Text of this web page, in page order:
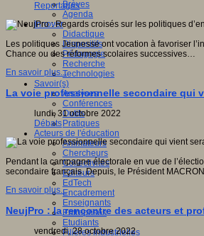
Brèves
Agenda
Innover
Didactique
Dispositifs
Pédagogie
Recherche
Technologies
Savoir(s)
Analyses
Conférences
Outils
Pratiques
Acteurs de l'éducation
Animateurs
Chercheurs
Collectivités
Editeurs
EdTech
Encadrement
Enseignants
Entreprises
Etudiants
Filières industrielles
Reportages
Les politiques Jeunesse ont vocation à favoriser
Chance ou des réformes scolaires successives…
En savoir plus...
La voie professionnelle secondaire qui
lundi, 31 octobre 2022
Débats
Pendant la campagne électorale en vue de
secondaire français. Depuis, le Président
En savoir plus...
NeujPro : la rencontre des acteurs et
vendredi, 28 octobre 2022